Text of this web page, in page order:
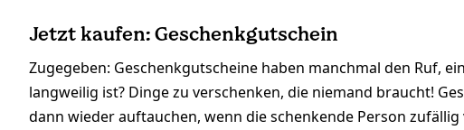
Jetzt kaufen: Geschenkgutschein
Zugegeben: Geschenkgutscheine haben manchmal den Ruf,
langweilig ist? Dinge zu verschenken, die niemand braucht!
dann wieder auftauchen, wenn die schenkende Person